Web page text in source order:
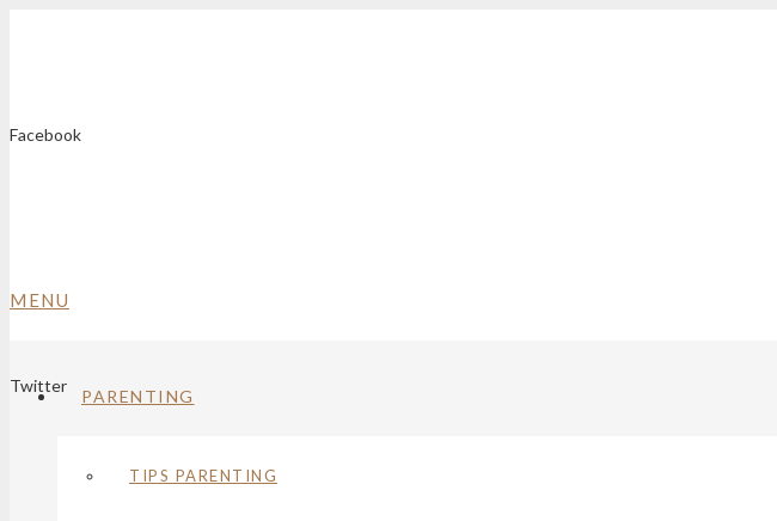
Facebook
Twitter
MENU
PARENTING
TIPS PARENTING